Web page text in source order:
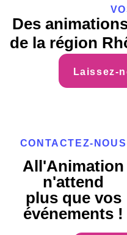
Des
de la région
Laissez-
CONTACTEZ-NOUS
All'Animation
n'attend
plus que vos
événements !